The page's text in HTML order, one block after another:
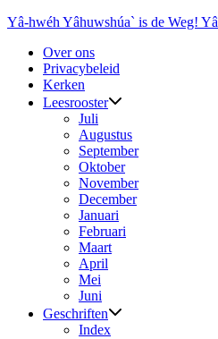
Ga
inhoud
Yâ-hwéh Yâhuwshúa` is de Weg!
Over ons
Privacybeleid
Kerken
Leesrooster
Juli
Augustus
September
Oktober
November
December
Januari
Februari
Maart
April
Mei
Juni
Geschriften
Index